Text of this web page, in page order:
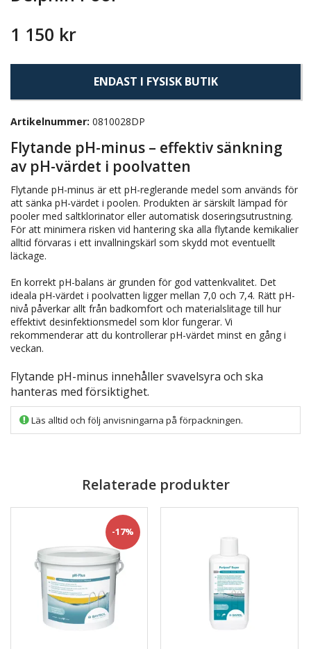
1 150 kr
ENDAST I FYSISK BUTIK
Artikelnummer: 0810028DP
Flytande pH-minus – effektiv sänkning
av pH-värdet i poolvatten
Flytande pH-minus är ett pH-reglerande medel som används för
att sänka pH-värdet i poolen. Produkten är särskilt lämpad för
pooler med saltklorinator eller automatisk doseringsutrustning.
För att minimera risken vid hantering ska alla flytande kemikalier
alltid förvaras i ett invallningskärl som skydd mot eventuellt
läckage.
En korrekt pH-balans är grunden för god vattenkvalitet. Det
ideala pH-värdet i poolvatten ligger mellan 7,0 och 7,4. Rätt pH-
nivå påverkar allt från badkomfort och materialslitage till hur
effektivt desinfektionsmedel som klor fungerar. Vi
rekommenderar att du kontrollerar pH-värdet minst en gång i
veckan.
Flytande pH-minus innehåller svavelsyra och ska
hanteras med försiktighet.
Läs alltid och följ anvisningarna på förpackningen.
Relaterade produkter
-17%